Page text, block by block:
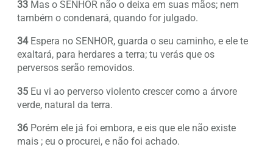
33 Mas o SENHOR não o deixa em suas mãos; nem
também o condenará, quando for julgado.
34Espera no SENHOR, guarda o seu caminho, e ele te
exaltará, para herdares a terra; tu verás que os
perversos serão removidos.
35 Eu vi ao perverso violento crescer como a árvore
verde, natural da terra.
36 Porém ele já foi embora, e eis que ele não existe
mais ; eu o procurei, e não foi achado.